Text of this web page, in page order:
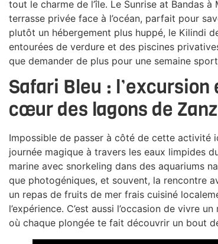
tout le charme de l’île. Le Sunrise at Bandas
terrasse privée face à l’océan, parfait pour
plutôt un hébergement plus huppé, le Kilindi
entourées de verdure et des piscines
que demander de plus pour une semaine
Safari Bleu :
cœur des lagons de
Impossible de passer à côté de cette activité
journée magique à travers les eaux limpides
marine avec snorkeling dans des aquariums
que photogéniques, et souvent, la rencontre
un repas de fruits de mer frais cuisiné
l’expérience. C’est aussi l’occasion de vivre
où chaque plongée te fait découvrir un bout